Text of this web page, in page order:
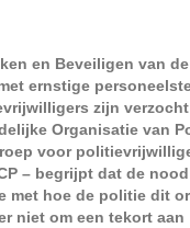
en Beveiligen van
ernstige
zijn
Organisatie van
voor
– begrijpt dat de
met hoe de politie dit
niet om een tekort aan